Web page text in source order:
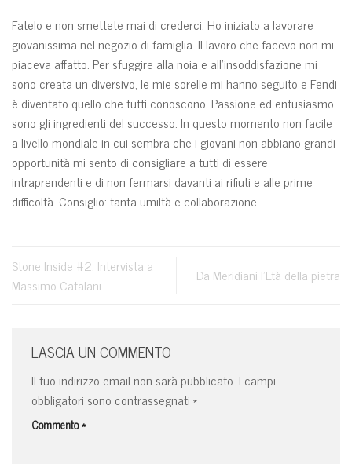
Fatelo e non smettete mai di crederci. Ho iniziato a lavorare
giovanissima nel negozio di famiglia. Il lavoro che facevo non mi
piaceva affatto. Per sfuggire alla noia e all’insoddisfazione mi
sono creata un diversivo, le mie sorelle mi hanno seguito e Fendi
è diventato quello che tutti conoscono. Passione ed entusiasmo
sono gli ingredienti del successo. In questo momento non facile
a livello mondiale in cui sembra che i giovani non abbiano grandi
opportunità mi sento di consigliare a tutti di essere
intraprendenti e di non fermarsi davanti ai rifiuti e alle prime
difficoltà. Consiglio: tanta umiltà e collaborazione.
Stone Inside #2: Intervista a
Massimo Catalani
Da Meridiani l’Età della pietra
LASCIA UN COMMENTO
Il tuo indirizzo email non sarà pubblicato. I campi
obbligatori sono contrassegnati*
Commento*